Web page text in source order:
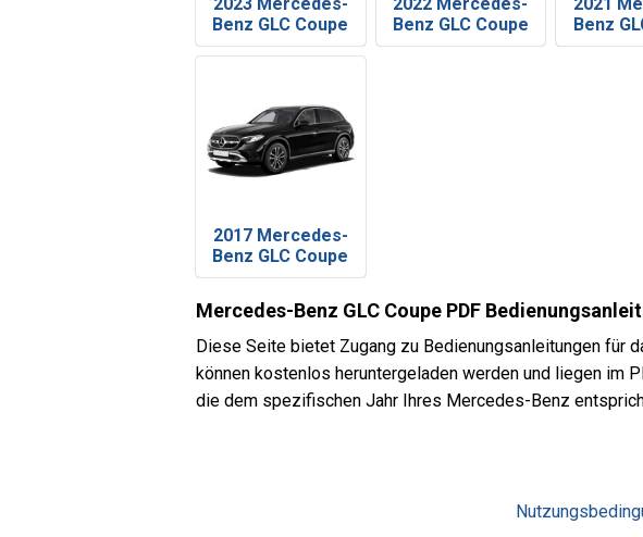
Benz GLC Coupe
Benz GLC Coupe
Benz
2017 Mercedes-
Benz GLC Coupe
Mercedes-Benz GLC Coupe PDF
Diese Seite bietet Zugang zu Bedienungsanleitungen für
können kostenlos heruntergeladen werden und liegen im
die dem spezifischen Jahr Ihres Mercedes-Benz